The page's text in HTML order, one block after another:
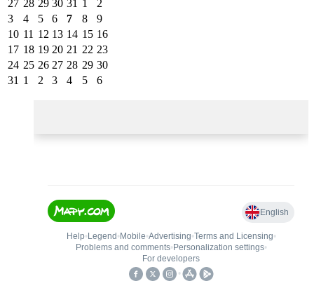
27 28 29 30 31 1
2
3
4 5 6 7 8
9
10 11 12 13 14 15 16
17 18 19 20 21 22 23
24 25 26 27 28 29 30
31 1 2 3 4 5 6